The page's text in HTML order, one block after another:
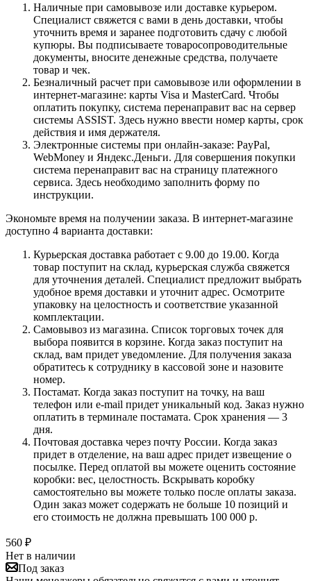
Наличные при самовывозе или доставке курьером.
Специалист свяжется с вами в день доставки, чтобы
уточнить время и заранее подготовить сдачу с любой
купюры. Вы подписываете товаросопроводительные
документы, вносите денежные средства, получаете
товар и чек.
Безналичный расчет при самовывозе или оформлении в
интернет-магазине: карты Visa и MasterCard. Чтобы
оплатить покупку, система перенаправит вас на сервер
системы ASSIST. Здесь нужно ввести номер карты, срок
действия и имя держателя.
Электронные системы при онлайн-заказе: PayPal,
WebMoney и Яндекс.Деньги. Для совершения покупки
система перенаправит вас на страницу платежного
сервиса. Здесь необходимо заполнить форму по
инструкции.
Экономьте время на получении заказа. В интернет-магазине
доступно 4 варианта доставки:
Курьерская доставка работает с 9.00 до 19.00. Когда
товар поступит на склад, курьерская служба свяжется
для уточнения деталей. Специалист предложит выбрать
удобное время доставки и уточнит адрес. Осмотрите
упаковку на целостность и соответствие указанной
комплектации.
Самовывоз из магазина. Список торговых точек для
выбора появится в корзине. Когда заказ поступит на
склад, вам придет уведомление. Для получения заказа
обратитесь к сотруднику в кассовой зоне и назовите
номер.
Постамат. Когда заказ поступит на точку, на ваш
телефон или e-mail придет уникальный код. Заказ нужно
оплатить в терминале постамата. Срок хранения — 3
дня.
Почтовая доставка через почту России. Когда заказ
придет в отделение, на ваш адрес придет извещение о
посылке. Перед оплатой вы можете оценить состояние
коробки: вес, целостность. Вскрывать коробку
самостоятельно вы можете только после оплаты заказа.
Один заказ может содержать не больше 10 позиций и
его стоимость не должна превышать 100 000 р.
560 ₽
Нет в наличии
Под заказ